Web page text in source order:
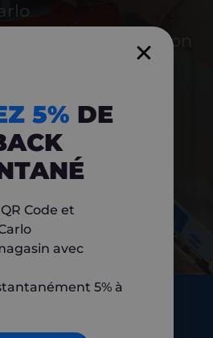
avec l’application
5 % à
5% DE
Code et
avec
5% à